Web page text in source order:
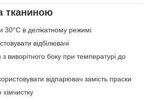
тканиною
в делікатному режимі
відбілювачі
виворітного боку при температурі до
відпарювач замість праски